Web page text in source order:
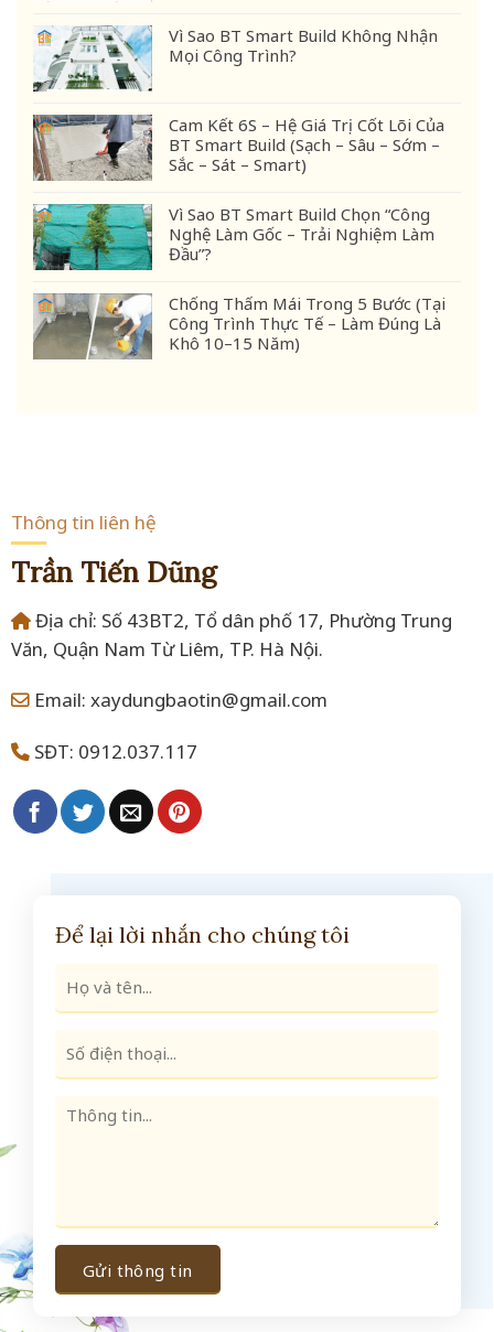
Vì Sao BT Smart Build Không Nhận
Mọi Công Trình?
Cam Kết 6S – Hệ Giá Trị Cốt Lõi Của
BT Smart Build (Sạch – Sâu – Sớm –
Sắc – Sát – Smart)
Vì Sao BT Smart Build Chọn “Công
Nghệ Làm Gốc – Trải Nghiệm Làm
Đầu”?
Chống Thấm Mái Trong 5 Bước (Tại
Công Trình Thực Tế – Làm Đúng Là
Khô 10–15 Năm)
Thông tin liên hệ
Trần Tiến Dũng
Địa chỉ: Số 43BT2, Tổ dân phố 17, Phường Trung
Văn, Quận Nam Từ Liêm, TP. Hà Nội.
Email: xaydungbaotin@gmail.com
SĐT: 0912.037.117
Để lại lời nhắn cho chúng tôi